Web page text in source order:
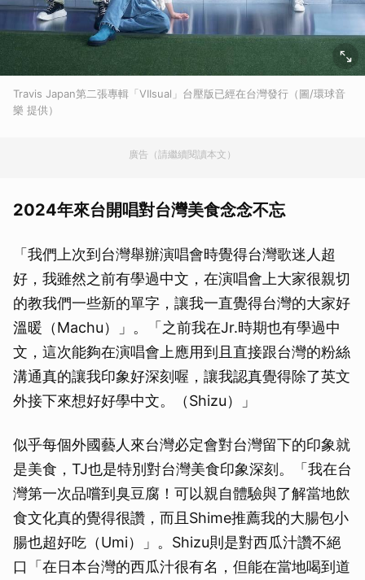
Travis Japan第二張專輯「VIIsual」台壓版已經在台灣發行（圖/環球音
樂 提供）
廣告（請繼續閱讀本文）
2024年來台開唱對台灣美食念念不忘
「我們上次到台灣舉辦演唱會時覺得台灣歌迷人超
好，我雖然之前有學過中文，在演唱會上大家很親切
的教我們一些新的單字，讓我一直覺得台灣的大家好
溫暖（Machu）」。「之前我在Jr.時期也有學過中
文，這次能夠在演唱會上應用到且直接跟台灣的粉絲
溝通真的讓我印象好深刻喔，讓我認真覺得除了英文
外接下來想好好學中文。（Shizu）」
似乎每個外國藝人來台灣必定會對台灣留下的印象就
是美食，TJ也是特別對台灣美食印象深刻。「我在台
灣第一次品嚐到臭豆腐！可以親自體驗與了解當地飲
食文化真的覺得很讚，而且Shime推薦我的大腸包小
腸也超好吃（Umi）」。Shizu則是對西瓜汁讚不絕
口「在日本台灣的西瓜汁很有名，但能在當地喝到道